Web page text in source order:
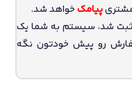
پیامکخواهد شد.
ثبت شد، سیستم به شما یک
رو پیش خودتون نگه